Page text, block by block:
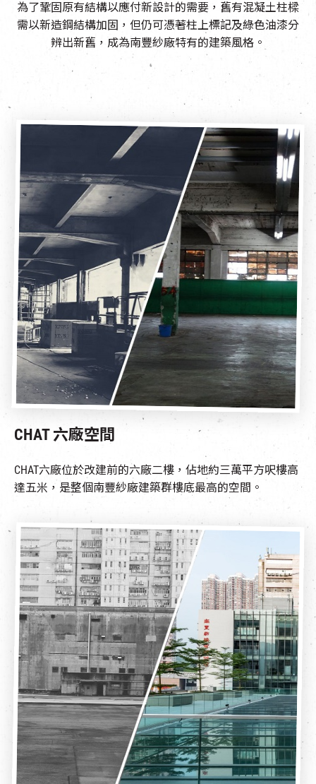
為了鞏固原有結構以應付新設計的需要，舊有混凝土柱樑
需以新造鋼結構加固，但仍可憑著柱上標記及綠色油漆分
辨出新舊，成為南豐紗廠特有的建築風格。
CHAT 六廠空間
CHAT六廠位於改建前的六廠二樓，佔地約三萬平方呎樓高
達五米，是整個南豐紗廠建築群樓底最高的空間。